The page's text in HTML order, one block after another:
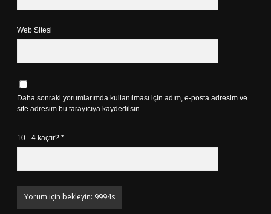
Web Sitesi
Daha sonraki yorumlarımda kullanılması için adım, e-posta adresim ve
site adresim bu tarayıcıya kaydedilsin.
10 - 4 kaçtır? *